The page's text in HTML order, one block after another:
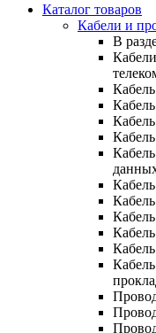
Каталог товаров
Кабели и
В